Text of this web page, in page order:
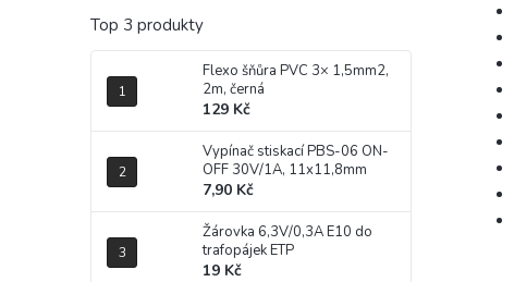
Top 3 produkty
Flexo šňůra PVC 3× 1,5mm2,
2m, černá
129 Kč
Vypínač stiskací PBS-06 ON-
OFF 30V/1A, 11x11,8mm
7,90 Kč
Žárovka 6,3V/0,3A E10 do
trafopájek ETP
19 Kč